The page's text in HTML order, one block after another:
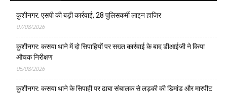
कुशीनगर: एसपी की बड़ी कार्रवाई, 28 पुलिसकर्मी लाइन हाजिर
07/08/2026
कुशीनगर: कसया थाने में दो सिपाहियों पर सख्त कार्रवाई के बाद डीआईजी ने किया
औचक निरीक्षण
05/08/2026
कुशीनगर: कसया थाने के सिपाही पर ढाबा संचालक से लड़की की डिमांड और मारपीट